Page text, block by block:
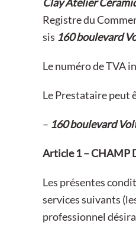
Registre du
sis 160 boulevard
Le numéro de TVA
Le Prestataire peut
– 160 boulevard
Article 1 – CHAMP
Les présentes
services suivants
professionnel